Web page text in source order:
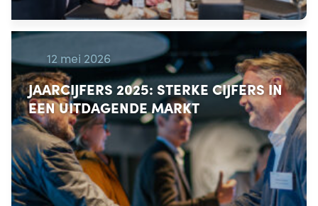
12 mei 2026
JAARCIJFERS 2025: STERKE CIJFERS IN
EEN UITDAGENDE MARKT